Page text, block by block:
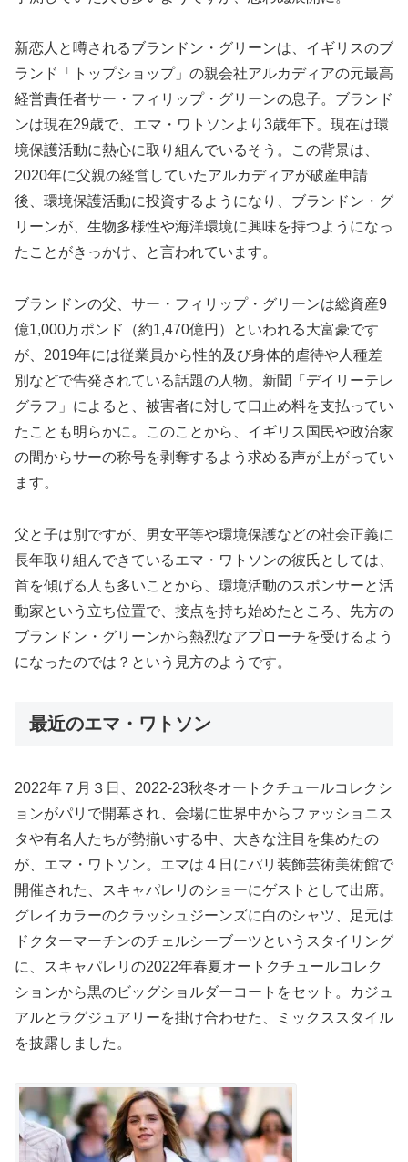
新恋人と噂されるブランドン・グリーンは、イギリスのブ
ランド「トップショップ」の親会社アルカディアの元最高
経営責任者サー・フィリップ・グリーンの息子。ブランド
ンは現在29歳で、エマ・ワトソンより3歳年下。現在は環
境保護活動に熱心に取り組んでいるそう。この背景は、
2020年に父親の経営していたアルカディアが破産申請
後、環境保護活動に投資するようになり、ブランドン・グ
リーンが、生物多様性や海洋環境に興味を持つようになっ
たことがきっかけ、と言われています。
ブランドンの父、サー・フィリップ・グリーンは総資産9
億1,000万ポンド（約1,470億円）といわれる大富豪です
が、2019年には従業員から性的及び身体的虐待や人種差
別などで告発されている話題の人物。新聞「デイリーテレ
グラフ」によると、被害者に対して口止め料を支払ってい
たことも明らかに。このことから、イギリス国民や政治家
の間からサーの称号を剥奪するよう求める声が上がってい
ます。
父と子は別ですが、男女平等や環境保護などの社会正義に
長年取り組んできているエマ・ワトソンの彼氏としては、
首を傾げる人も多いことから、環境活動のスポンサーと活
動家という立ち位置で、接点を持ち始めたところ、先方の
ブランドン・グリーンから熱烈なアプローチを受けるよう
になったのでは？という見方のようです。
最近のエマ・ワトソン
2022年７月３日、2022-23秋冬オートクチュールコレクシ
ョンがパリで開幕され、会場に世界中からファッショニス
タや有名人たちが勢揃いする中、大きな注目を集めたの
が、エマ・ワトソン。エマは４日にパリ装飾芸術美術館で
開催された、スキャパレリのショーにゲストとして出席。
グレイカラーのクラッシュジーンズに白のシャツ、足元は
ドクターマーチンのチェルシーブーツというスタイリング
に、スキャパレリの2022年春夏オートクチュールコレク
ションから黒のビッグショルダーコートをセット。カジュ
アルとラグジュアリーを掛け合わせた、ミックススタイル
を披露しました。